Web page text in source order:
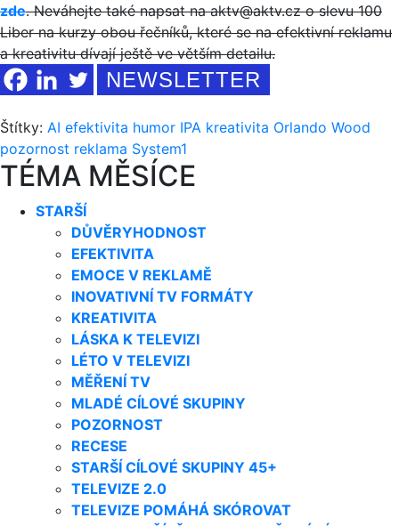
zde. Neváhejte také napsat na aktv@aktv.cz o slevu 100
Liber na kurzy obou řečníků, které se na efektivní reklamu
a kreativitu dívají ještě ve větším detailu.
NEWSLETTER
Štítky: AI efektivita humor IPA kreativita Orlando Wood
pozornost reklama System1
TÉMA MĚSÍCE
STARŠÍ
DŮVĚRYHODNOST
EFEKTIVITA
EMOCE V REKLAMĚ
INOVATIVNÍ TV FORMÁTY
KREATIVITA
LÁSKA K TELEVIZI
LÉTO V TELEVIZI
MĚŘENÍ TV
MLADÉ CÍLOVÉ SKUPINY
POZORNOST
RECESE
STARŠÍ CÍLOVÉ SKUPINY 45+
TELEVIZE 2.0
TELEVIZE POMÁHÁ SKÓROVAT